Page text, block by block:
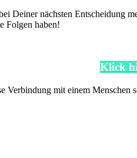
Deiner nächsten Entscheidung
Folgen haben!
Klick
Verbindung mit einem